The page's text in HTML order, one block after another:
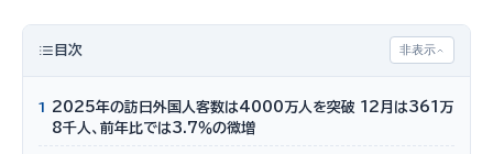
目次 非表示
1
2025年の訪日外国人客数は4000万人を突破 12月は361万
8千人、前年比では3.7％の微増